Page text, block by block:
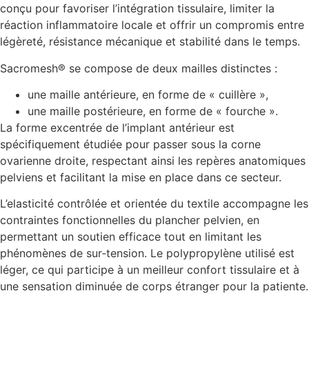
conçu pour favoriser l’intégration tissulaire, limiter la
réaction inflammatoire locale et offrir un compromis entre
légèreté, résistance mécanique et stabilité dans le temps.
Sacromesh® se compose de deux mailles distinctes :
une maille antérieure, en forme de « cuillère »,
une maille postérieure, en forme de « fourche ».
La forme excentrée de l’implant antérieur est
spécifiquement étudiée pour passer sous la corne
ovarienne droite, respectant ainsi les repères anatomiques
pelviens et facilitant la mise en place dans ce secteur.
L’elasticité contrôlée et orientée du textile accompagne les
contraintes fonctionnelles du plancher pelvien, en
permettant un soutien efficace tout en limitant les
phénomènes de sur‑tension. Le polypropylène utilisé est
léger, ce qui participe à un meilleur confort tissulaire et à
une sensation diminuée de corps étranger pour la patiente.